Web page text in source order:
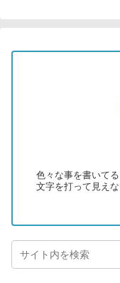
色々な事を書いて
文字を打って見え